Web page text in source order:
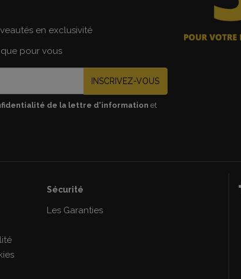
en exclusivité
pour vous
INSCRIVEZ-VOUS
de la lettre d'information et
Sécurité
Les Garanties